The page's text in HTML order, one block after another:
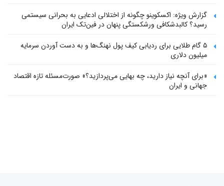
گزارش ویژه: اکسکوینو چگونه از اختلالی ادعایی به بحرانی سیستمی
رسید؟ کالبدشکافی ورشکستگی پنهان در فین‌تک ایران
۵ گام طلایی برای ردیابی کیف پول‌ نهنگ‌ها و به دست آوردن سرمایه
میلیون دلاری
«برای آنچه نیاز دارید، چه بهایی می‌پردازید؟» صورت‌مسئله تازه اقتصاد
جهانی و ایران